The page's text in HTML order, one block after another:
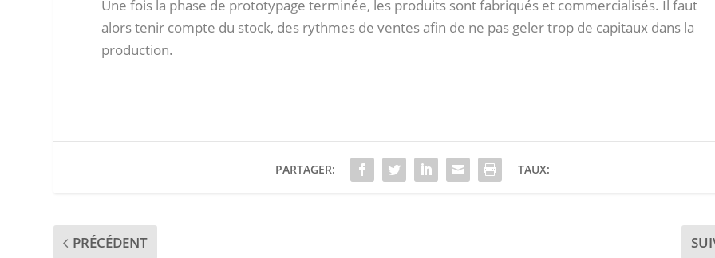
Une fois la phase de prototypage terminée, les produits sont fabriqués et commercialisés. Il faut
alors tenir compte du stock, des rythmes de ventes afin de ne pas geler trop de capitaux dans la
production.
PARTAGER: TAUX:
PRÉCÉDENT